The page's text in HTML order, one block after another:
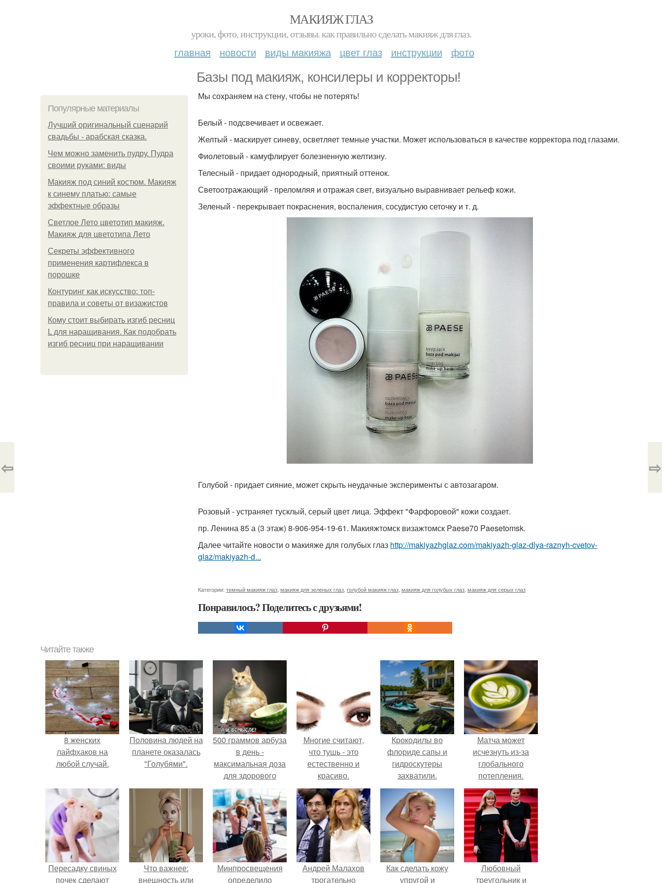
МАКИЯЖ ГЛАЗ
уроки, фото, инструкции, отзывы. как правильно сделать макияж для глаз.
главная новости виды макияжа цвет глаз инструкции фото
Базы под макияж, консилеры и корректоры!
Популярные материалы
Лучший оригинальный сценарий
свадьбы - арабская сказка.
Чем можно заменить пудру. Пудра
своими руками: виды
Макияж под синий костюм. Макияж
к синему платью: самые
эффектные образы
Светлое Лето цветотип макияж.
Макияж для цветотипа Лето
Секреты эффективного
применения картифлекса в
порошке
Контуринг как искусство: топ-
правила и советы от визажистов
Кому стоит выбирать изгиб ресниц
L для наращивания. Как подобрать
изгиб ресниц при наращивании
Мы сохраняем на стену, чтобы не потерять!
Белый - подсвечивает и освежает.
Желтый - маскирует синеву, осветляет темные участки. Может использоваться в качестве корректора под глазами.
Фиолетовый - камуфлирует болезненную желтизну.
Телесный - придает однородный, приятный оттенок.
Светоотражающий - преломляя и отражая свет, визуально выравнивает рельеф кожи.
Зеленый - перекрывает покраснения, воспаления, сосудистую сеточку и т. д.
Голубой - придает сияние, может скрыть неудачные эксперименты с автозагаром.
Розовый - устраняет тусклый, серый цвет лица. Эффект "Фарфоровой" кожи создает.
пр. Ленина 85 а (3 этаж) 8-906-954-19-61. Макияжтомск визажтомск Paese70 Paesetomsk.
Далее читайте новости о макияже для голубых глаз http://makiyazhglaz.com/makiyazh-glaz-dlya-raznyh-cvetov-
glaz/makiyazh-d...
Категории: темный макияж глаз макияж для зеленых глаз голубой макияж глаз макияж для голубых глаз макияж для серых глаз
Понравилось? Поделитесь с друзьями!
⇦ ⇨
Читайте также
8 женских
лайфхаков на
любой случай.
Половина людей на
планете оказалась
"Голубями".
500 граммов арбуза
в день -
максимальная доза
для здорового
взрослого,
предупредили
врачи.
Многие считают,
что тушь - это
естественно и
красиво.
Крокодилы во
флориде сапы и
гидроскутеры
захватили.
Матча может
исчезнуть из-за
глобального
потепления.
Пересадку свиных
почек сделают
Что важнее:
внешность или
Минпросвещения
определило
Андрей Малахов
трогательно
Как сделать кожу
упругой и
Любовный
треугольник и